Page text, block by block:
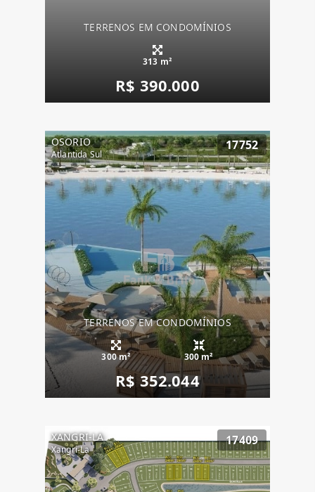
TERRENOS EM CONDOMÍNIOS
313 m²
R$ 390.000
OSORIO
Atlantida Sul
17752
TERRENOS EM CONDOMÍNIOS
300 m² 300 m²
R$ 352.044
XANGRI-LA
Xangri-La
17409